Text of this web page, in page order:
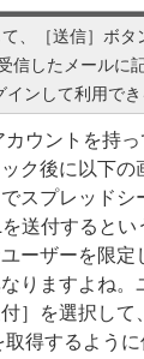
、［送信］ボタ
信したメールに
ンして利用でき
ウントを持っ
ク後に以下の
スプレッドシ
送付するとい
ーザーを限定
りますよね。
］を選択して
得するように